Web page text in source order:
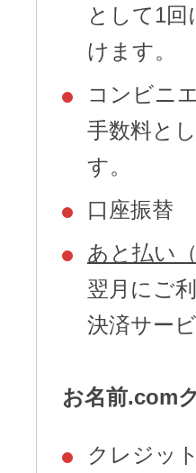
として1
けます。
コンビニ
手数料と
す。
口座振替
あと払い
翌月にご
決済サー
お名前.com
クレジッ